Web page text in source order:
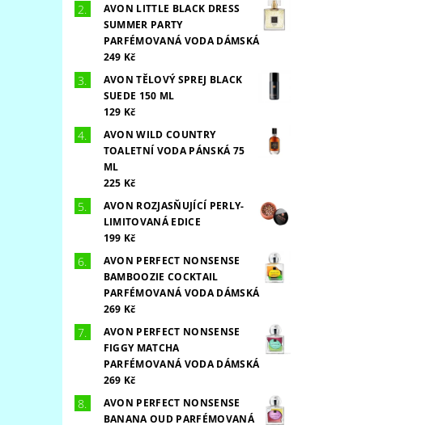
AVON LITTLE BLACK DRESS
SUMMER PARTY
PARFÉMOVANÁ VODA DÁMSKÁ
249 Kč
AVON TĚLOVÝ SPREJ BLACK
SUEDE 150 ML
129 Kč
AVON WILD COUNTRY
TOALETNÍ VODA PÁNSKÁ 75
ML
225 Kč
AVON ROZJASŇUJÍCÍ PERLY-
LIMITOVANÁ EDICE
199 Kč
AVON PERFECT NONSENSE
BAMBOOZIE COCKTAIL
PARFÉMOVANÁ VODA DÁMSKÁ
269 Kč
AVON PERFECT NONSENSE
FIGGY MATCHA
PARFÉMOVANÁ VODA DÁMSKÁ
269 Kč
AVON PERFECT NONSENSE
BANANA OUD PARFÉMOVANÁ